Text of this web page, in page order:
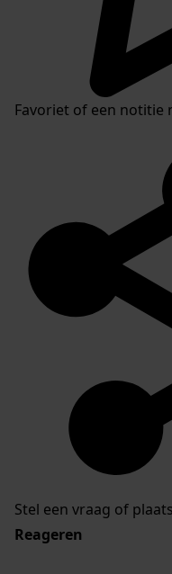
Favoriet of een notitie
Stel een vraag of
Reageren